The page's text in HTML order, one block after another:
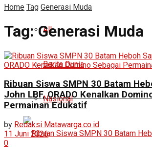
All
Berita Dunia
Nasional
Home Tag Generasi Muda
Tag:Generasi Muda
Ribuan Siswa SMPN 30 Batam
John LBF, ORADO Kenalkan
Permainan Edukatif
by Redaksi Matawarga.co.id
11 Juni 2026
0